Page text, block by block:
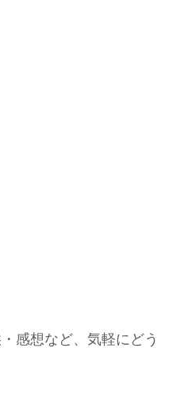
・感想など、気軽にどう